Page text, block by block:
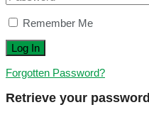
Remember Me
Forgotten Password?
Retrieve your password